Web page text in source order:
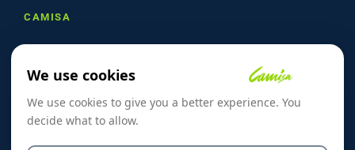
CAMISA
Referanser
Skreddersøm
We use cookies
We use cookies to give you a better experience. You
decide what to allow.